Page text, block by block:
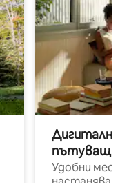
Дигитални
пътуващи
Удобни